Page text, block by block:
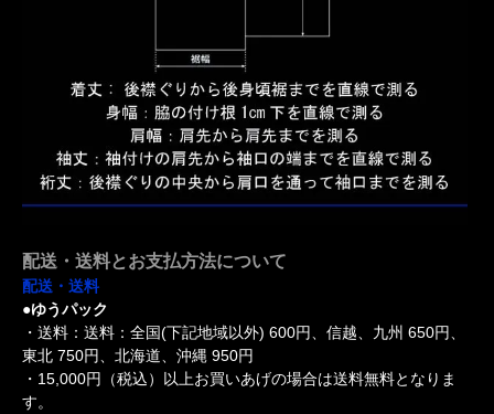
配送・送料とお支払方法について
配送・送料
●ゆうパック
・送料：送料：全国(下記地域以外) 600円、信越、九州 650円、
東北 750円、北海道、沖縄 950円
・15,000円（税込）以上お買いあげの場合は送料無料となりま
す。